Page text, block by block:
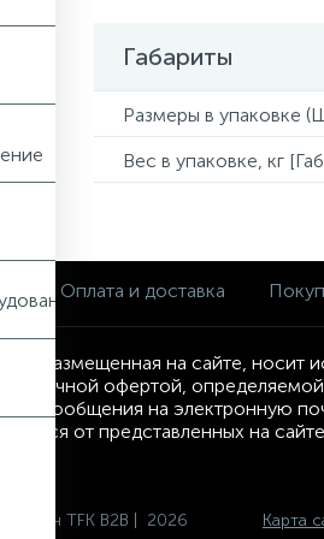
Габариты
Размеры в упаковке
Вес в упаковке, кг
Оплата и доставка
размещенная на сайте, носит
публичной офертой,
сообщения на электронную
от представленных на
TFK B2B | 2026 Карта